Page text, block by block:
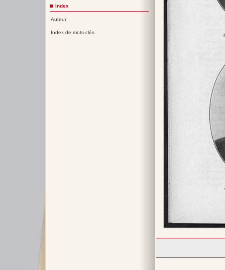
Index
Auteur
Index de mots-clés